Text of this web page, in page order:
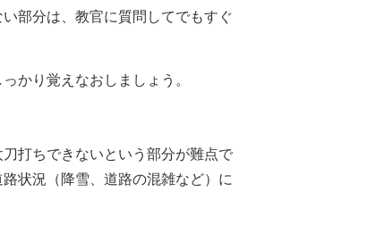
部分は、教官に質問してでもすぐ
かり覚えなおしましょう。
打ちできないという部分が難点で
状況（降雪、道路の混雑など）に